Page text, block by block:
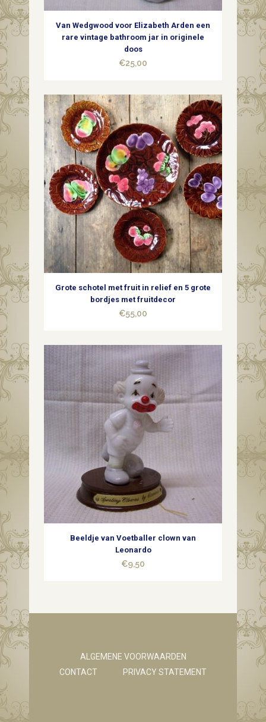
Van Wedgwood voor Elizabeth Arden een
rare vintage bathroom jar in originele
doos
€25,00
Grote schotel met fruit in relief en 5 grote
bordjes met fruitdecor
€55,00
Beeldje van Voetballer clown van
Leonardo
€9,50
ALGEMENE VOORWAARDEN
CONTACT
PRIVACY STATEMENT